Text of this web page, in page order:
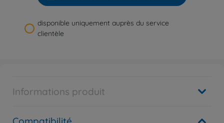
disponible uniquement auprès du service
clientèle
Informations produit